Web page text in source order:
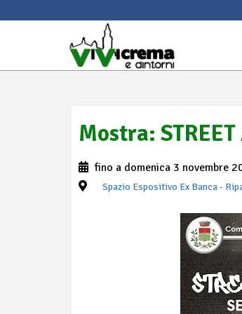
Mostra: STREET
fino a domenica 3 novembre
Spazio Espositivo Ex Banca-